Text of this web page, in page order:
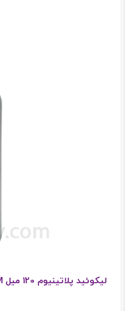
لیکوئید پلاتینیوم 120 میل PLATINUM